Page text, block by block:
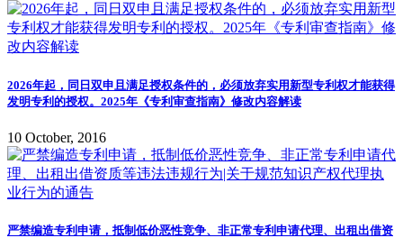
2026年起，同日双申且满足授权条件的，必须放弃实用新型专利权才能获得
发明专利的授权。2025年《专利审查指南》修改内容解读
10 October, 2016
严禁编造专利申请，抵制低价恶性竞争、非正常专利申请代理、出租出借资